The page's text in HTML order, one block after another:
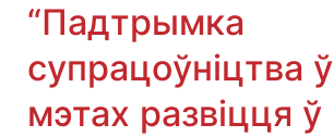
“Падтрымка
супрацоўніцтва ў
мэтах развіцця ў